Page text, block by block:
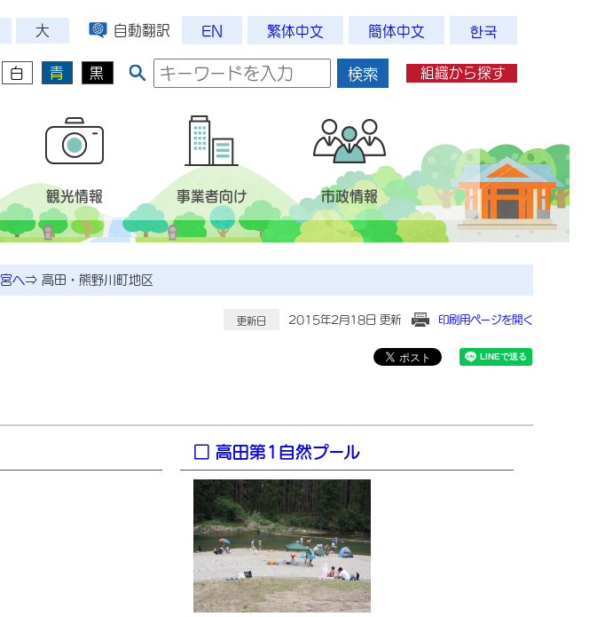
大 自動翻訳 EN 繁体中文 簡体中文 한국
白 青 黒 検索 組織から探す
観光情報 事業者向け 市政情報
へ⇒ 高田・熊野川町地区
更新日 2015年2月18日 更新 印刷用ページを開く
□ 高田第1自然プール